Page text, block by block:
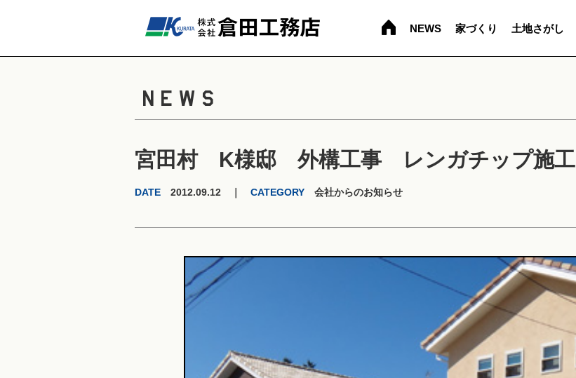
NEWS 家づくり 土地さがし
NEWS
宮田村 K様邸 外構工事 レンガチップ施工
DATE 2012.09.12 ｜ CATEGORY 会社からのお知らせ